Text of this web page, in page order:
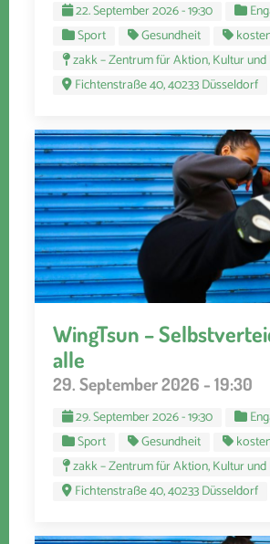
22. September 2026 - 19:30
Sport
Gesundheit
zakk – Zentrum für Aktion, Kultur
Fichtenstraße 40, 40233 Düsseldorf
WingTsun –
alle
29. September 2026 - 19:30
29. September 2026 - 19:30
Sport
Gesundheit
zakk – Zentrum für Aktion, Kultur
Fichtenstraße 40, 40233 Düsseldorf